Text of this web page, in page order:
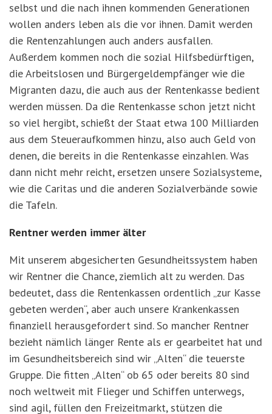
selbst und die nach ihnen kommenden Generationen
wollen anders leben als die vor ihnen. Damit werden
die Rentenzahlungen auch anders ausfallen.
Außerdem kommen noch die sozial Hilfsbedürftigen,
die Arbeitslosen und Bürgergeldempfänger wie die
Migranten dazu, die auch aus der Rentenkasse bedient
werden müssen. Da die Rentenkasse schon jetzt nicht
so viel hergibt, schießt der Staat etwa 100 Milliarden
aus dem Steueraufkommen hinzu, also auch Geld von
denen, die bereits in die Rentenkasse einzahlen. Was
dann nicht mehr reicht, ersetzen unsere Sozialsysteme,
wie die Caritas und die anderen Sozialverbände sowie
die Tafeln.
Rentner werden immer älter
Mit unserem abgesicherten Gesundheitssystem haben
wir Rentner die Chance, ziemlich alt zu werden. Das
bedeutet, dass die Rentenkassen ordentlich „zur Kasse
gebeten werden“, aber auch unsere Krankenkassen
finanziell herausgefordert sind. So mancher Rentner
bezieht nämlich länger Rente als er gearbeitet hat und
im Gesundheitsbereich sind wir „Alten“ die teuerste
Gruppe. Die fitten „Alten“ ob 65 oder bereits 80 sind
noch weltweit mit Flieger und Schiffen unterwegs,
sind agil, füllen den Freizeitmarkt, stützen die